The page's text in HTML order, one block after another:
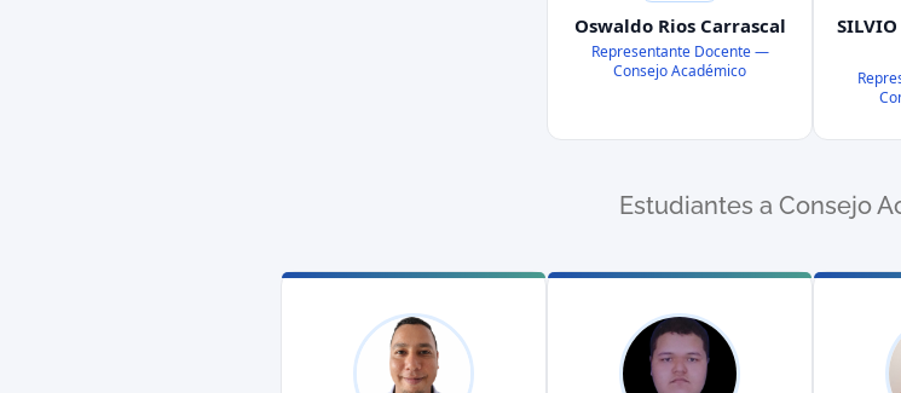
Oswaldo Rios Carrascal
Representante Docente —
Consejo Académico
SILVIO
Estudiantes a Consejo